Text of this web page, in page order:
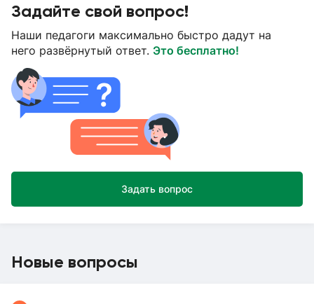
Задайте свой вопрос!
Наши педагоги максимально быстро дадут на
него развёрнутый ответ. Это бесплатно!
Задать вопрос
Новые вопросы